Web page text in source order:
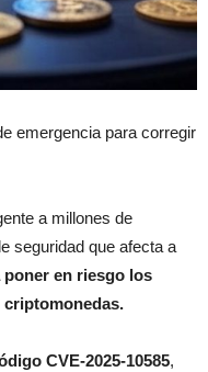
emergencia para corregir
a millones de
seguridad que afecta a
poner en riesgo los
criptomonedas.
CVE-2025-10585,